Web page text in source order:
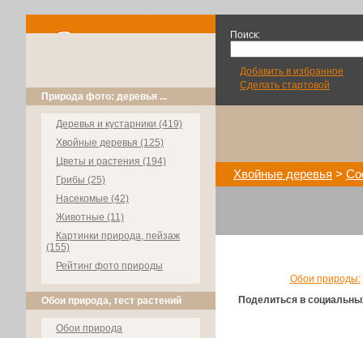
Природа фото: деревья ...
Деревья и кустарники (419)
Хвойные деревья (125)
Цветы и растения (194)
Грибы (25)
Насекомые (42)
Животные (11)
Картинки природа, пейзаж
(155)
Рейтинг фото природы
Обои природа, тест растений
Обои природа
Поиск:
Добавить в избранное
Сделать стартовой
Хвойные деревья >
Обои природы:
Поделиться в